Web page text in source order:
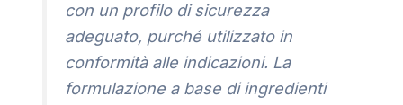
con un profilo di sicurezza
adeguato, purché utilizzato in
conformità alle indicazioni. La
formulazione a base di ingredienti